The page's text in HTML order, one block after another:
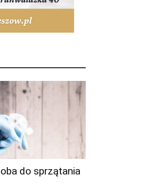
do sprzątania